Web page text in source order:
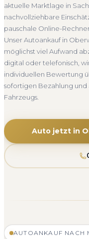
Seit 2010 4.800+
aktuelle Marktlage in
nachvollziehbare
pauschale Online-
Unser Autoankauf in
möglichst viel Aufwand
digital oder telefonisch,
individuellen Bewertung
sofortigen Bezahlung und
Fahrzeugs.
Auto jetzt in
AUTOANKAUF NACH